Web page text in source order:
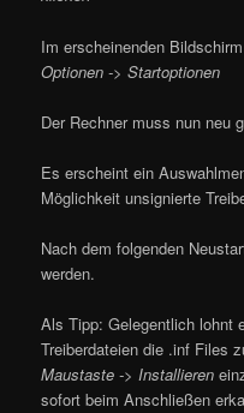
Im erscheinenden
Optionen -> Startoptionen
Der Rechner muss nun neu
Es erscheint ein
Möglichkeit unsignierte
Nach dem folgenden
werden.
Als Tipp: Gelegentlich lohnt
Treiberdateien die .inf Files
Maustaste -> Installieren
sofort beim Anschließen